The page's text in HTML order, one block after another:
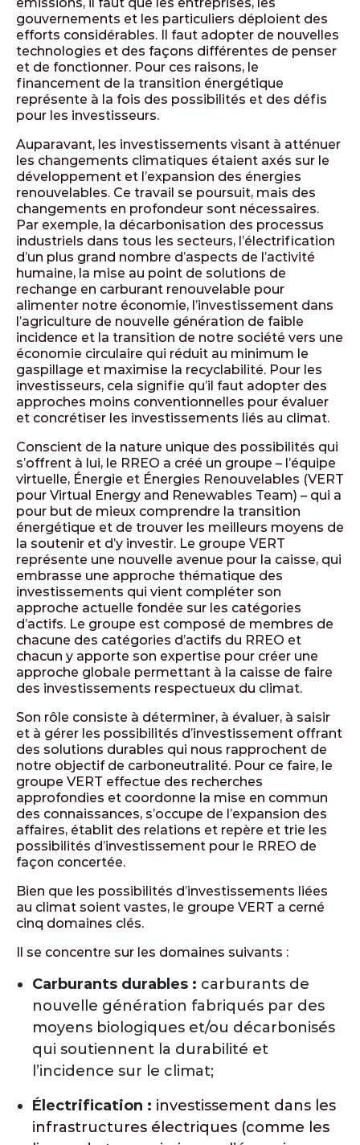
gouvernements et les particuliers déploient des
efforts considérables. Il faut adopter de nouvelles
technologies et des façons différentes de penser
et de fonctionner. Pour ces raisons, le
financement de la transition énergétique
représente à la fois des possibilités et des défis
pour les investisseurs.
Auparavant, les investissements visant à atténuer
les changements climatiques étaient axés sur le
développement et l’expansion des énergies
renouvelables. Ce travail se poursuit, mais des
changements en profondeur sont nécessaires.
Par exemple, la décarbonisation des processus
industriels dans tous les secteurs, l’électrification
d’un plus grand nombre d’aspects de l’activité
humaine, la mise au point de solutions de
rechange en carburant renouvelable pour
alimenter notre économie, l’investissement dans
l’agriculture de nouvelle génération de faible
incidence et la transition de notre société vers une
économie circulaire qui réduit au minimum le
gaspillage et maximise la recyclabilité. Pour les
investisseurs, cela signifie qu’il faut adopter des
approches moins conventionnelles pour évaluer
et concrétiser les investissements liés au climat.
Conscient de la nature unique des possibilités qui
s’offrent à lui, le RREO a créé un groupe – l’équipe
virtuelle, Énergie et Énergies Renouvelables (VERT
pour Virtual Energy and Renewables Team) – qui a
pour but de mieux comprendre la transition
énergétique et de trouver les meilleurs moyens de
la soutenir et d’y investir. Le groupe VERT
représente une nouvelle avenue pour la caisse, qui
embrasse une approche thématique des
investissements qui vient compléter son
approche actuelle fondée sur les catégories
d’actifs. Le groupe est composé de membres de
chacune des catégories d’actifs du RREO et
chacun y apporte son expertise pour créer une
approche globale permettant à la caisse de faire
des investissements respectueux du climat.
Son rôle consiste à déterminer, à évaluer, à saisir
et à gérer les possibilités d’investissement offrant
des solutions durables qui nous rapprochent de
notre objectif de carboneutralité. Pour ce faire, le
groupe VERT effectue des recherches
approfondies et coordonne la mise en commun
des connaissances, s’occupe de l’expansion des
affaires, établit des relations et repère et trie les
possibilités d’investissement pour le RREO de
façon concertée.
Bien que les possibilités d’investissements liées
au climat soient vastes, le groupe VERT a cerné
cinq domaines clés.
Il se concentre sur les domaines suivants :
Carburants durables : carburants de
nouvelle génération fabriqués par des
moyens biologiques et/ou décarbonisés
qui soutiennent la durabilité et
l’incidence sur le climat;
Électrification : investissement dans les
infrastructures électriques (comme les